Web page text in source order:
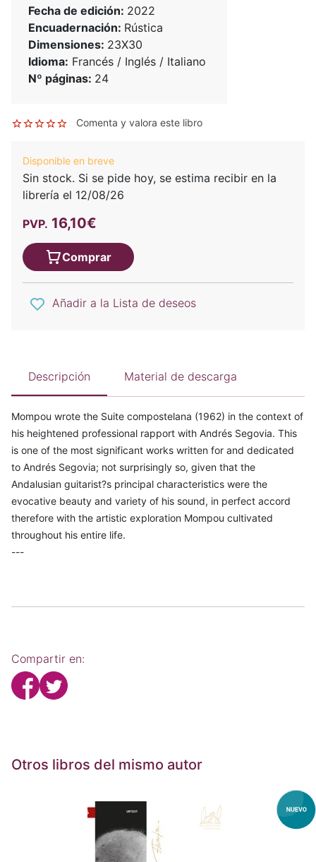
Fecha de edición: 2022
Encuadernación: Rústica
Dimensiones: 23X30
Idioma: Francés / Inglés / Italiano
Nº páginas: 24
Comenta y valora este libro
Disponible en breve
Sin stock. Si se pide hoy, se estima recibir en la
librería el 12/08/26
PVP. 16,10€
Comprar
Añadir a la Lista de deseos
Descripción Material de descarga
Mompou wrote the Suite compostelana (1962) in the context of
his heightened professional rapport with Andrés Segovia. This
is one of the most significant works written for and dedicated
to Andrés Segovia; not surprisingly so, given that the
Andalusian guitarist?s principal characteristics were the
evocative beauty and variety of his sound, in perfect accord
therefore with the artistic exploration Mompou cultivated
throughout his entire life.
---
Compartir en:
Otros libros del mismo autor